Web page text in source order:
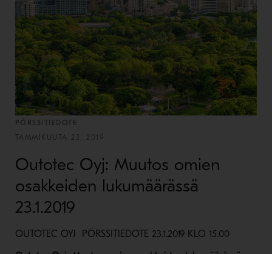
PÖRSSITIEDOTE
TAMMIKUUTA 23, 2019
Outotec Oyj: Muutos omien
osakkeiden lukumäärässä
23.1.2019
OUTOTEC OYJ PÖRSSITIEDOTE 23.1.2019 KLO 15.00